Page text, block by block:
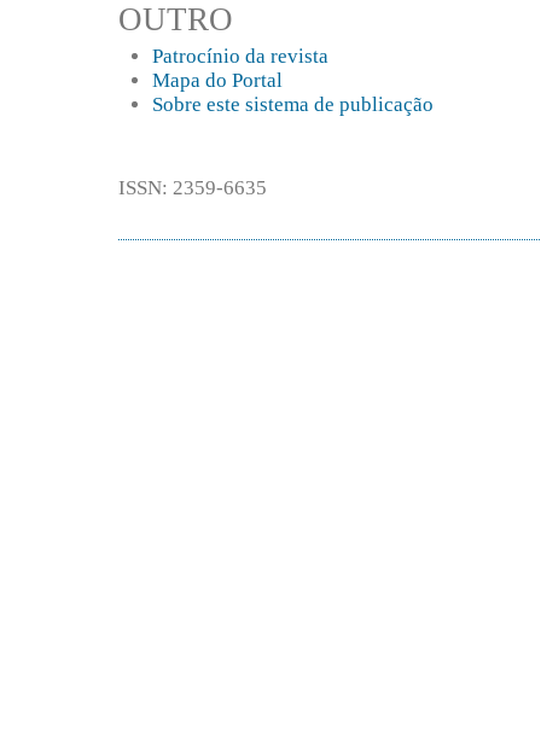
OUTRO
Patrocínio da revista
Mapa do Portal
Sobre este sistema de publicação
ISSN: 2359-6635